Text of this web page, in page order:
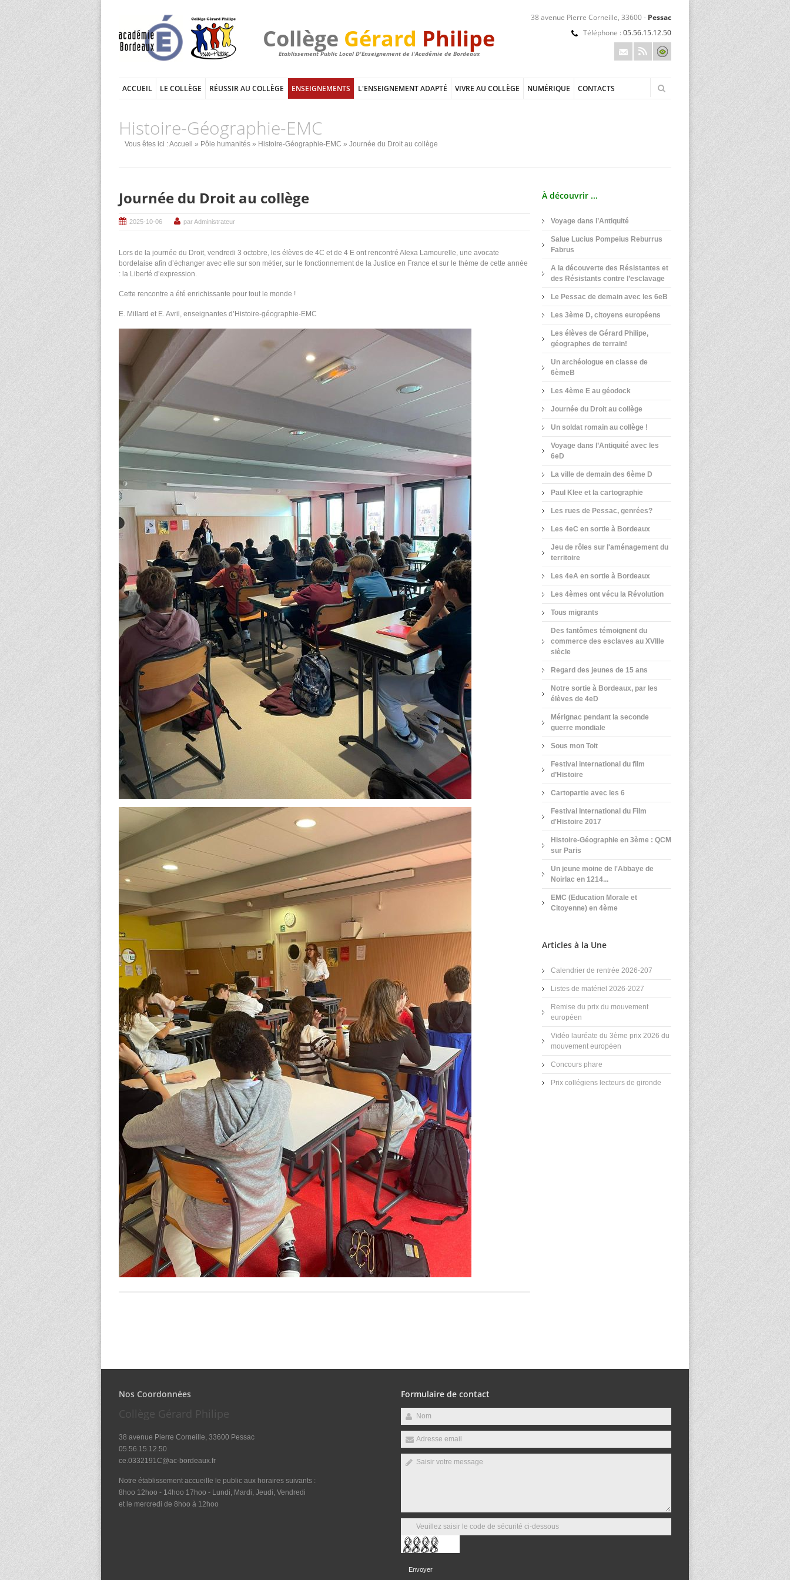
Collège Gérard Philipe
Etablissement Public Local D'Enseignement de l'Académie de Bordeaux
38 avenue Pierre Corneille, 33600 - Pessac
Téléphone : 05.56.15.12.50
ACCUEIL LE COLLÈGE RÉUSSIR AU COLLÈGE ENSEIGNEMENTS L'ENSEIGNEMENT ADAPTÉ VIVRE AU COLLÈGE NUMÉRIQUE CONTACTS
Histoire-Géographie-EMC
Vous êtes ici :Accueil » Pôle humanités » Histoire-Géographie-EMC » Journée du Droit au collège
Journée du Droit au collège
2025-10-06 par Administrateur
Lors de la journée du Droit, vendredi 3 octobre, les élèves de 4C et de 4 E ont rencontré Alexa Lamourelle, une avocate
bordelaise afin d’échanger avec elle sur son métier, sur le fonctionnement de la Justice en France et sur le thème de cette année
: la Liberté d’expression.
Cette rencontre a été enrichissante pour tout le monde !
E. Millard et E. Avril, enseignantes d’Histoire-géographie-EMC
À découvrir ...
Voyage dans l’Antiquité
Salue Lucius Pompeius Reburrus
Fabrus
A la découverte des Résistantes et
des Résistants contre l’esclavage
Le Pessac de demain avec les 6eB
Les 3ème D, citoyens européens
Les élèves de Gérard Philipe,
géographes de terrain!
Un archéologue en classe de
6èmeB
Les 4ème E au géodock
Journée du Droit au collège
Un soldat romain au collège !
Voyage dans l’Antiquité avec les
6eD
La ville de demain des 6ème D
Paul Klee et la cartographie
Les rues de Pessac, genrées?
Les 4eC en sortie à Bordeaux
Jeu de rôles sur l'aménagement du
territoire
Les 4eA en sortie à Bordeaux
Les 4èmes ont vécu la Révolution
Tous migrants
Des fantômes témoignent du
commerce des esclaves au XVIIIe
siècle
Regard des jeunes de 15 ans
Notre sortie à Bordeaux, par les
élèves de 4eD
Mérignac pendant la seconde
guerre mondiale
Sous mon Toit
Festival international du film
d’Histoire
Cartopartie avec les 6
Festival International du Film
d'Histoire 2017
Histoire-Géographie en 3ème : QCM
sur Paris
Un jeune moine de l'Abbaye de
Noirlac en 1214...
EMC (Education Morale et
Citoyenne) en 4ème
Articles à la Une
Calendrier de rentrée 2026-207
Listes de matériel 2026-2027
Remise du prix du mouvement
européen
Vidéo lauréate du 3ème prix 2026 du
mouvement européen
Concours phare
Prix collégiens lecteurs de gironde
Nos Coordonnées
Collège Gérard Philipe
38 avenue Pierre Corneille, 33600 Pessac
05.56.15.12.50
ce.0332191C@ac-bordeaux.fr
Notre établissement accueille le public aux horaires suivants :
8hoo 12hoo - 14hoo 17hoo - Lundi, Mardi, Jeudi, Vendredi
et le mercredi de 8hoo à 12hoo
Formulaire de contact
Envoyer